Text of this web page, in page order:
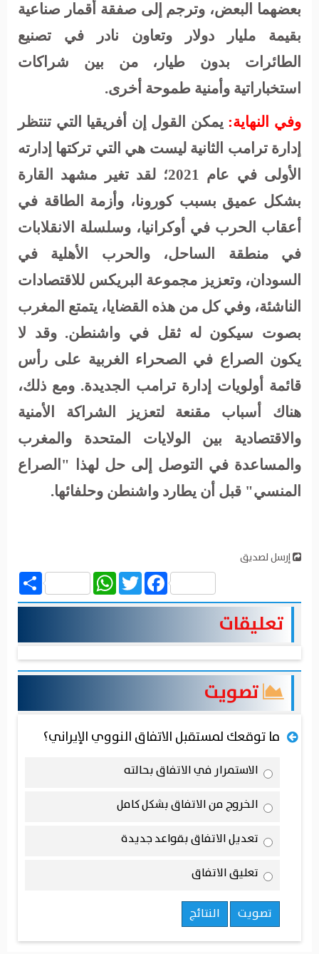
بعضهما البعض، وترجم إلى صفقة أقمار صناعية
بقيمة مليار دولار وتعاون نادر في تصنيع
الطائرات بدون طيار، من بين شراكات
استخباراتية وأمنية طموحة أخرى.
وفي النهاية: يمكن القول إن أفريقيا التي تنتظر
إدارة ترامب الثانية ليست هي التي تركتها إدارته
الأولى في عام 2021؛ لقد تغير مشهد القارة
بشكل عميق بسبب كورونا، وأزمة الطاقة في
أعقاب الحرب في أوكرانيا، وسلسلة الانقلابات
في منطقة الساحل، والحرب الأهلية في
السودان، وتعزيز مجموعة البريكس للاقتصادات
الناشئة، وفي كل من هذه القضايا، يتمتع المغرب
بصوت سيكون له ثقل في واشنطن. وقد لا
يكون الصراع في الصحراء الغربية على رأس
قائمة أولويات إدارة ترامب الجديدة. ومع ذلك،
هناك أسباب مقنعة لتعزيز الشراكة الأمنية
والاقتصادية بين الولايات المتحدة والمغرب
والمساعدة في التوصل إلى حل لهذا "الصراع
المنسي" قبل أن يطارد واشنطن وحلفائها.
إرسل لصديق
Share
WhatsAppTwitter Facebook
تعليقات
تصويت
ما توقعك لمستقبل الاتفاق النووي الإيراني؟
الاستمرار في الاتفاق بحالته
الخروج من الاتفاق بشكل كامل
تعديل الاتفاق بقواعد جديدة
تعليق الاتفاق
تصويت النتائج